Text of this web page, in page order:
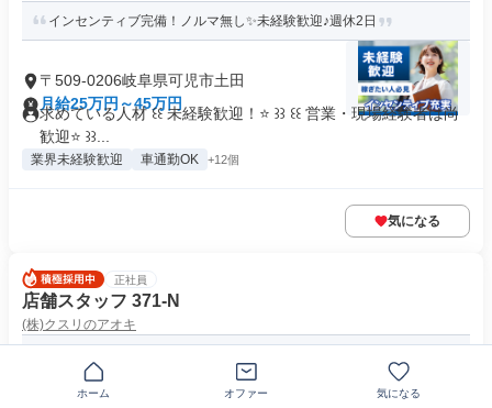
インセンティブ完備！ノルマ無し✨未経験歓迎♪週休2日
〒509-0206岐阜県可児市土田
月給25万円～45万円
求めている人材 ꒰꒰ 未経験歓迎！⭐ ꒱꒱ ꒰꒰ 営業・現場経験者は尚
歓迎⭐ ꒱꒱...
業界未経験歓迎 車通勤OK +12個
気になる
正社員
店舗スタッフ 371-N
(株)クスリのアオキ
ショナル社員✅社宅あり
ホーム オファー 気になる